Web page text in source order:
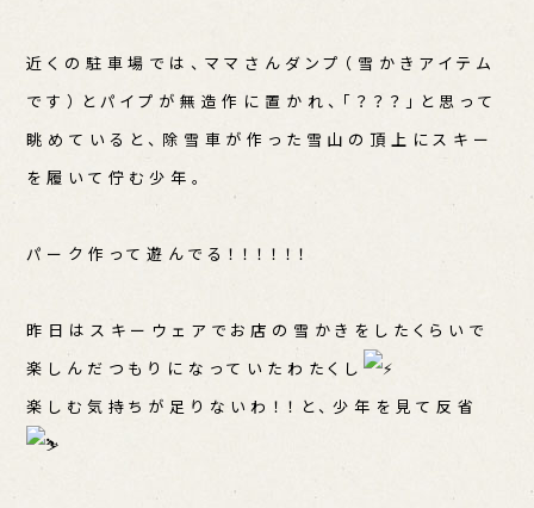
近くの駐車場では、ママさんダンプ（雪かきアイテム
です）とパイプが無造作に置かれ、「？？？」と思って
眺めていると、除雪車が作った雪山の頂上にスキー
を履いて佇む少年。
パーク作って遊んでる！！！！！！
昨日はスキーウェアでお店の雪かきをしたくらいで
楽しんだつもりになっていたわたくし
楽しむ気持ちが足りないわ！！と、少年を見て反省